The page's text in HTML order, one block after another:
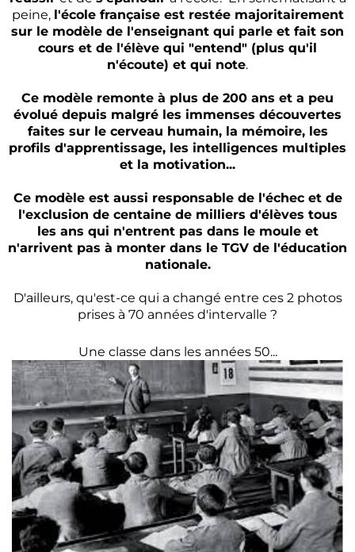
peine, l'école française est restée majoritairement
sur le modèle de l'enseignant qui parle et fait son
cours et de l'élève qui "entend" (plus qu'il
n'écoute) et qui note.
Ce modèle remonte à plus de 200 ans et a peu
évolué depuis malgré les immenses découvertes
faites sur le cerveau humain, la mémoire, les
profils d'apprentissage, les intelligences multiples
et la motivation...
Ce modèle est aussi responsable de l'échec et de
l'exclusion de centaine de milliers d'élèves tous
les ans qui n'entrent pas dans le moule et
n'arrivent pas à monter dans le TGV de l'éducation
nationale.
D'ailleurs, qu'est-ce qui a changé entre ces 2 photos
prises à 70 années d'intervalle ?
Une classe dans les années 50...